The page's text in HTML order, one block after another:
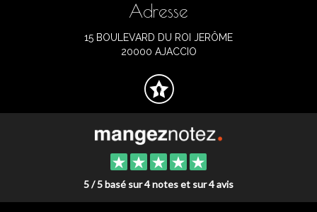
Adresse
15 BOULEVARD DU ROI JERÔME
20000 AJACCIO
5 / 5 basé sur 4 notes et sur 4 avis